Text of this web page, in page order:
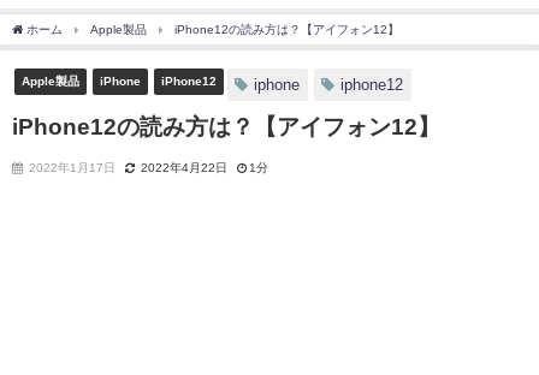
ホーム Apple製品 iPhone12の読み方は？【アイフォン12】
Apple製品 iPhone iPhone12 iphone iphone12
iPhone12の読み方は？【アイフォン12】
2022年1月17日 2022年4月22日 1分